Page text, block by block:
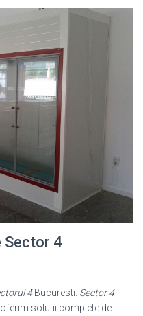
Sector 4
4Bucuresti. Sector 4
solutii complete de